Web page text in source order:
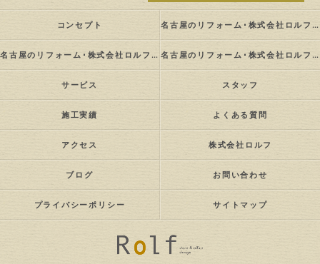
コンセプト 名古屋のリフォーム･株式会社ロルフの口コミ情報
名古屋のリフォーム･株式会社ロルフの評判 名古屋のリフォーム･株式会社ロルフのお客様の声
サービス スタッフ
施工実績 よくある質問
アクセス 株式会社ロルフ
ブログ お問い合わせ
プライバシーポリシー サイトマップ